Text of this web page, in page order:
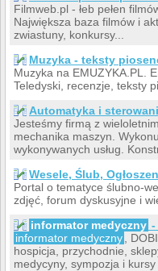
Filmweb.pl - łeb pełen
Największa baza filmów i
zwiastuny, konkursy...
Muzyka - teksty
Muzyka na EMUZYKA.PL.
Teledyski, recenzje, teksty
Automatyka i
Jesteśmy firmą z
mechanika maszyn.
wykonywanych usług.
Wesele, Ślub,
Portal o tematyce ślubno-
zdjęć, forum dyskusyjne i
informator medyczny -
informator medyczny
,
hospicja, przychodnie,
medycyny, sympozja i